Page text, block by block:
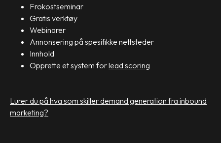
Frokostseminar
Gratis verktøy
Webinarer
Annonsering på spesifikke nettsteder
Innhold
Opprette et system forlead scoring
Lurer du på hva som skiller demand generation fra inbound
marketing?